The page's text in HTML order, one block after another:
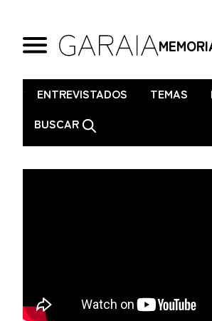
. ENTREVISTADOS TEMAS
BUSCAR